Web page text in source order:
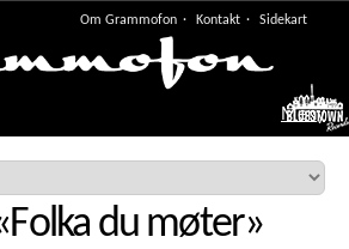
Om Grammofon Kontakt Sidekart
Meny
Folka du møter»